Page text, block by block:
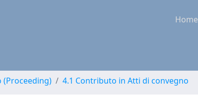
Home
(Proceeding) 4.1 Contributo in Atti di convegno